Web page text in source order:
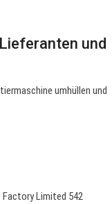
und
umhüllen und
Factory Limited 542